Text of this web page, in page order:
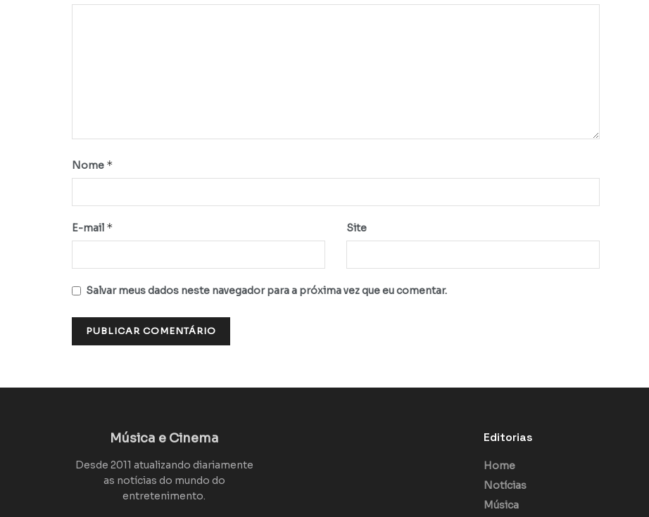
Nome *
E-mail * Site
Salvar meus dados neste navegador para a próxima vez que eu comentar.
Música e Cinema
Desde 2011 atualizando diariamente
as notícias do mundo do
entretenimento.
Editorias
Home
Notícias
Música